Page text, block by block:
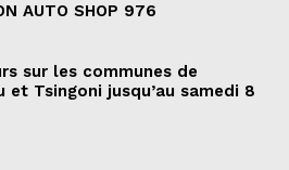
AUTO SHOP 976
sur les communes de
et Tsingoni jusqu’au samedi 8